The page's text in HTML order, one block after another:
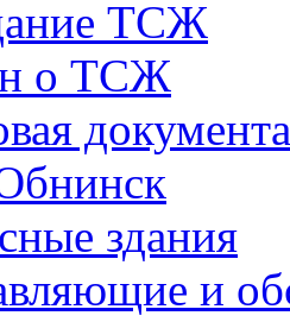
ТСЖ
о ТСЖ
здания
и